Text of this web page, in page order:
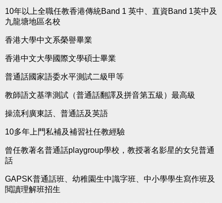
10年以上全職任教香港傳統Band 1 英中、直資Band 1英中及
九龍塘地區名校
香港大學中文系榮譽畢業
香港中文大學國際文學碩士畢業
普通話國家語委水平測試二級甲等
教師語文基準測試（普通話翻譯及拼音第五級）最高級
操流利廣東話、普通話及英語
10多年上門私補及補習社任教經驗
曾任教著名普通話playgroup學校，教授著名影星的女兒普通
話
GAPSK普通話班、幼稚園生中識字班、中小學學生寫作班及
閲讀理解班招生